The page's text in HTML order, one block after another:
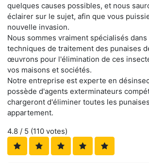
quelques causes possibles, et nous
éclairer sur le sujet, afin que vous
nouvelle invasion.
Nous sommes vraiment spécialisés
techniques de traitement des punaises
œuvrons pour l'élimination de ces
vos maisons et sociétés.
Notre entreprise est experte en
possède d'agents exterminateurs
chargeront d'éliminer toutes les
appartement.
4.8 / 5 (110 votes)